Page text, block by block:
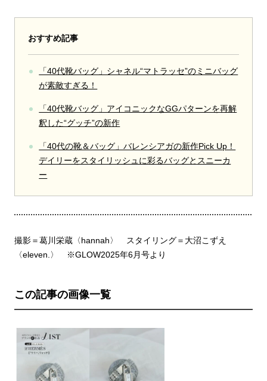
おすすめ記事
「40代靴バッグ」シャネル“マトラッセ”のミニバッグ
が素敵すぎる！
「40代靴バッグ」アイコニックなGGパターンを再解
釈した“グッチ”の新作
「40代の靴＆バッグ」バレンシアガの新作Pick Up！
デイリーをスタイリッシュに彩るバッグとスニーカ
ー
撮影＝葛川栄蔵〈hannah〉 スタイリング＝大沼こずえ
〈eleven.〉 ※GLOW2025年6月号より
この記事の画像一覧